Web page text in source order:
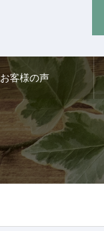
お客様の声